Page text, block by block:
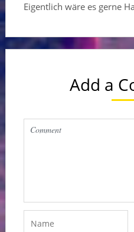
Eigentlich wäre es gerne
Add a